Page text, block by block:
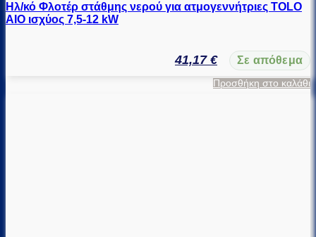
Ηλ/κό Φλοτέρ στάθμης νερού για ατμογεννήτριες TOLO
AIO ισχύος 7,5-12 kW
41,17 € Σε απόθεμα
Προσθήκη στο καλάθι